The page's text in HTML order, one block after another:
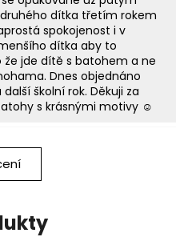
dítka třetím rokem
spokojenost i v
dítka aby to
že jde dítě s batohem a ne
Dnes objednáno
školní rok. Děkuji za
s krásnými motivy ☺️